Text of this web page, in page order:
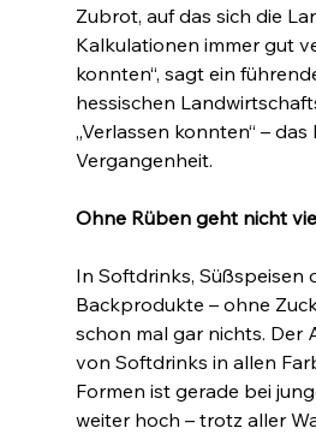
Zubrot, auf das sich die
Kalkulationen immer gut
konnten“, sagt ein
hessischen
„Verlassen konnten“ –
Vergangenheit.
Ohne Rüben geht nicht
In Softdrinks, Süßspeisen
Backprodukte – ohne
schon mal gar nichts. Der
von Softdrinks in allen
Formen ist gerade bei
weiter hoch – trotz aller